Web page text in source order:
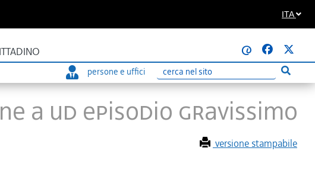
ITA
@
persone e uffici
Ricerca Esegui
a UD episodio gravissimo
versione stampabile